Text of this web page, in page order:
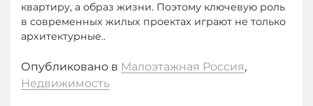
квартиру, а образ жизни. Поэтому ключевую роль
в современных жилых проектах играют не только
архитектурные..
Опубликовано в Малоэтажная Россия,
Недвижимость